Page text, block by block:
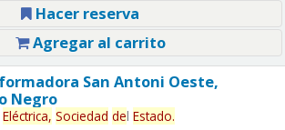
Hacer reserva
Agregar al carrito
San Antoni Oeste,
Negro
Eléctrica, Sociedad del Estado.